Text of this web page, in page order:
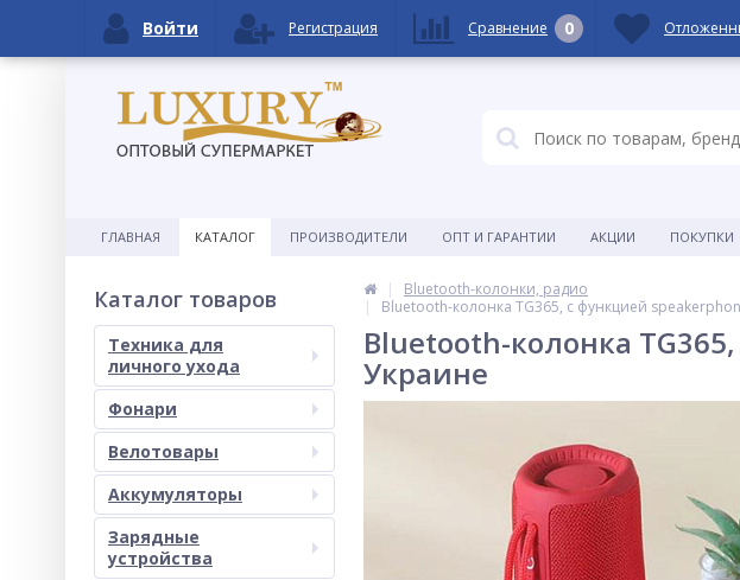
ГЛАВНАЯ КАТАЛОГ ПРОИЗВОДИТЕЛИ ОПТ И ГАРАНТИИ АКЦИИ ПОКУПКИ
Каталог товаров
Техника для
личного ухода
Фонари
Велотовары
Аккумуляторы
Зарядные
устройства
Bluetooth-колонки, радио
Bluetooth-колонка TG365, c функцией
Bluetooth-колонка
Украине
Войти Регистрация Сравнение 0